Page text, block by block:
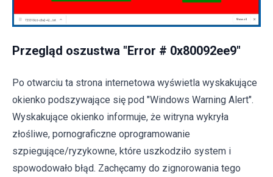
Przegląd oszustwa "Error # 0x80092ee9"
Po otwarciu ta strona internetowa wyświetla wyskakujące
okienko podszywające się pod "Windows Warning Alert".
Wyskakujące okienko informuje, że witryna wykryła
złośliwe, pornograficzne oprogramowanie
szpiegujące/ryzykowne, które uszkodziło system i
spowodowało błąd. Zachęcamy do zignorowania tego